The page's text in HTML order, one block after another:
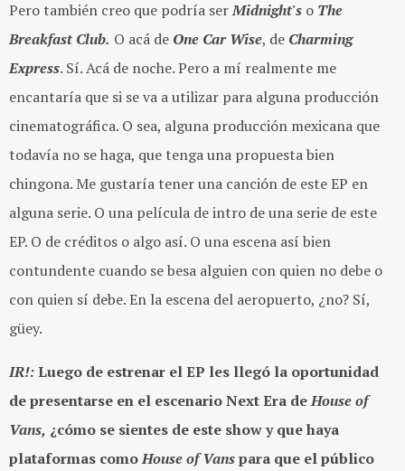
Pero también creo que podría serMidnight's o The
Breakfast Club. O acá de One Car Wise, de Charming
Express. Sí. Acá de noche. Pero a mí realmente me
encantaría que si se va a utilizar para alguna producción
cinematográfica. O sea, alguna producción mexicana que
todavía no se haga, que tenga una propuesta bien
chingona. Me gustaría tener una canción de este EP en
alguna serie. O una película de intro de una serie de este
EP. O de créditos o algo así. O una escena así bien
contundente cuando se besa alguien con quien no debe o
con quien sí debe. En la escena del aeropuerto, ¿no? Sí,
güey.
IR!:Luego de estrenar el EP les llegó la oportunidad
de presentarse en el escenario Next Era deHouse of
Vans, ¿cómo se sientes de este show y que haya
plataformas comoHouse of Vanspara que el público